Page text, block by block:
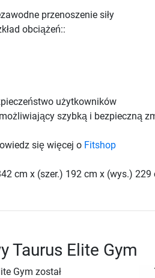
przenoszenie siły
obciążeń::
użytkowników
szybką i bezpieczną
się więcej o Fitshop
cm x (szer.) 192 cm x (wys.) 229
Taurus Elite Gym
Gym został